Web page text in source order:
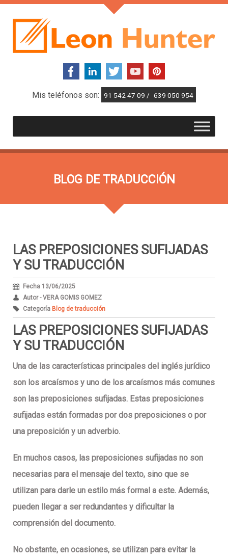
Mis teléfonos son: 91 542 47 09 / 639 050 954
BLOG DE TRADUCCIÓN
LAS PREPOSICIONES SUFIJADAS
Y SU TRADUCCIÓN
Fecha 13/06/2025
Autor - VERA GOMIS GOMEZ
Categoría Blog de traducción
LAS PREPOSICIONES SUFIJADAS
Y SU TRADUCCIÓN
Una de las características principales del inglés jurídico
son los arcaísmos y uno de los arcaísmos más comunes
son las preposiciones sufijadas. Estas preposiciones
sufijadas están formadas por dos preposiciones o por
una preposición y un adverbio.
En muchos casos, las preposiciones sufijadas no son
necesarias para el mensaje del texto, sino que se
utilizan para darle un estilo más formal a este. Además,
pueden llegar a ser redundantes y dificultar la
comprensión del documento.
No obstante, en ocasiones, se utilizan para evitar la